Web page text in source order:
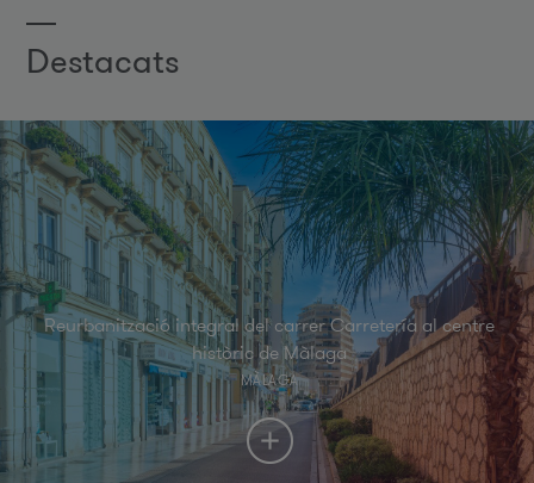
Destacats
Reurbanització integral del carrer Carretería al centre
històric de Màlaga
MÀLAGA